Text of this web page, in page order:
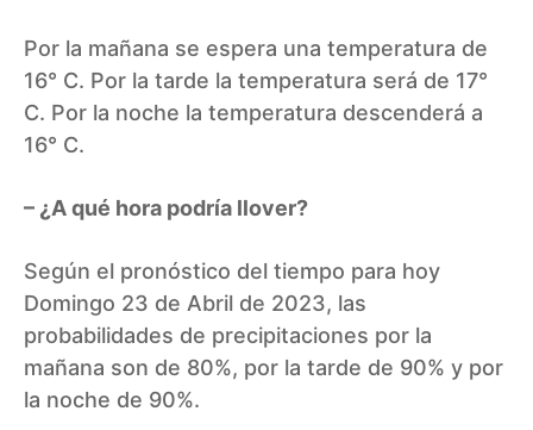
Por la mañana se espera una temperatura de
16° C. Por la tarde la temperatura será de 17°
C. Por la noche la temperatura descenderá a
16° C.
– ¿A qué hora podría llover?
Según el pronóstico del tiempo para hoy
Domingo 23 de Abril de 2023, las
probabilidades de precipitaciones por la
mañana son de 80%, por la tarde de 90% y por
la noche de 90%.